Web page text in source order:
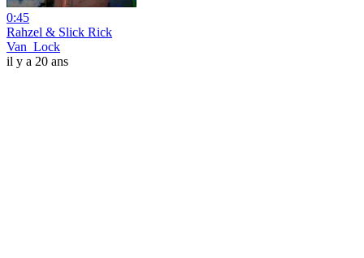
0:45
Rahzel & Slick Rick
Van_Lock
il y a 20 ans